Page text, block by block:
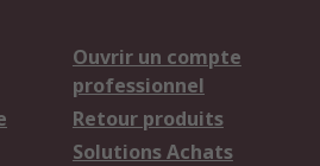
Ouvrir un compte
professionnel
Retour produits
Solutions Achats